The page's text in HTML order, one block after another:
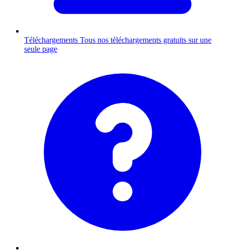
Téléchargements Tous nos téléchargements gratuits sur une
seule page